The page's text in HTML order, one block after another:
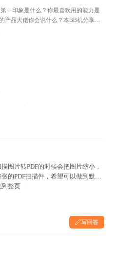
一印象是什么？你最喜欢用的能力是
产品大佬你会说什么？本BB机分享：
就是纸质转电子文档，最后我要说：各
！🚩什么是BB机：...
描图片转PDF的时候会把图片缩小，
的PDF扫描件，希望可以做到默认
到整页
写回答